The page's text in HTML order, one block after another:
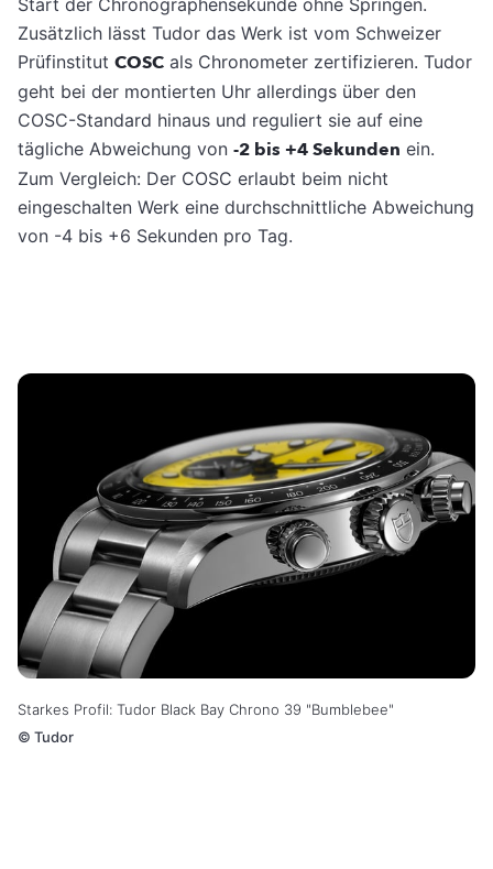
Zusätzlich lässt Tudor das Werk ist vom Schweizer
Prüfinstitut COSC als Chronometer zertifizieren. Tudor
geht bei der montierten Uhr allerdings über den
COSC-Standard hinaus und reguliert sie auf eine
tägliche Abweichung von -2 bis +4 Sekunden ein.
Zum Vergleich: Der COSC erlaubt beim nicht
eingeschalten Werk eine durchschnittliche Abweichung
von -4 bis +6 Sekunden pro Tag.
Starkes Profil: Tudor Black Bay Chrono 39 "Bumblebee"
© Tudor